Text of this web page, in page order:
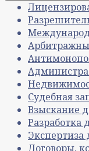
Судебная
Взыскание
Разработка
Экспертиза
Договоры,